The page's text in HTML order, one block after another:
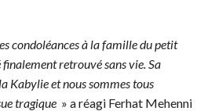
condoléances à la famille du petit
finalement retrouvé sans vie. Sa
Kabylie et nous sommes tous
tragique » a réagi Ferhat Mehenni